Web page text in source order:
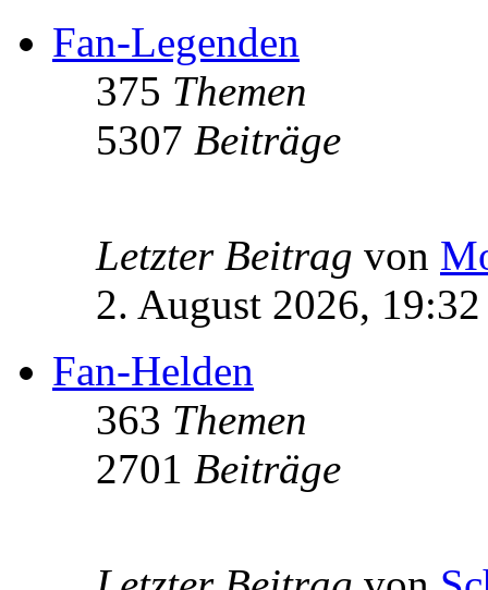
Fan-Legenden
375 Themen
5307 Beiträge
Letzter Beitrag von
2. August 2026, 19:32
Fan-Helden
363 Themen
2701 Beiträge